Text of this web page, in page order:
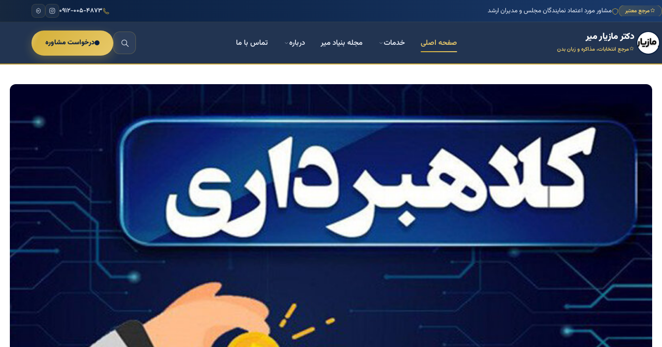
مرجع معتبر منتور بیش از ۱۰۰۰ کسب‌وکار ایرانی ۰۹۱۲-۰۰۵-۴۸۷۳
دکتر مازیار میر
مرجع انتخابات، مذاکره و زبان بدن
صفحه اصلی خدمات مجله بنیاد میر درباره تماس با ما درخواست مشاوره